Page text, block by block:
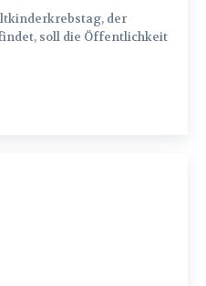
soll die Öffentlichkeit